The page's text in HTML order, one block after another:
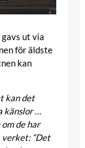
ut via
för äldste
kan
kan det
känslor …
de har
“Det